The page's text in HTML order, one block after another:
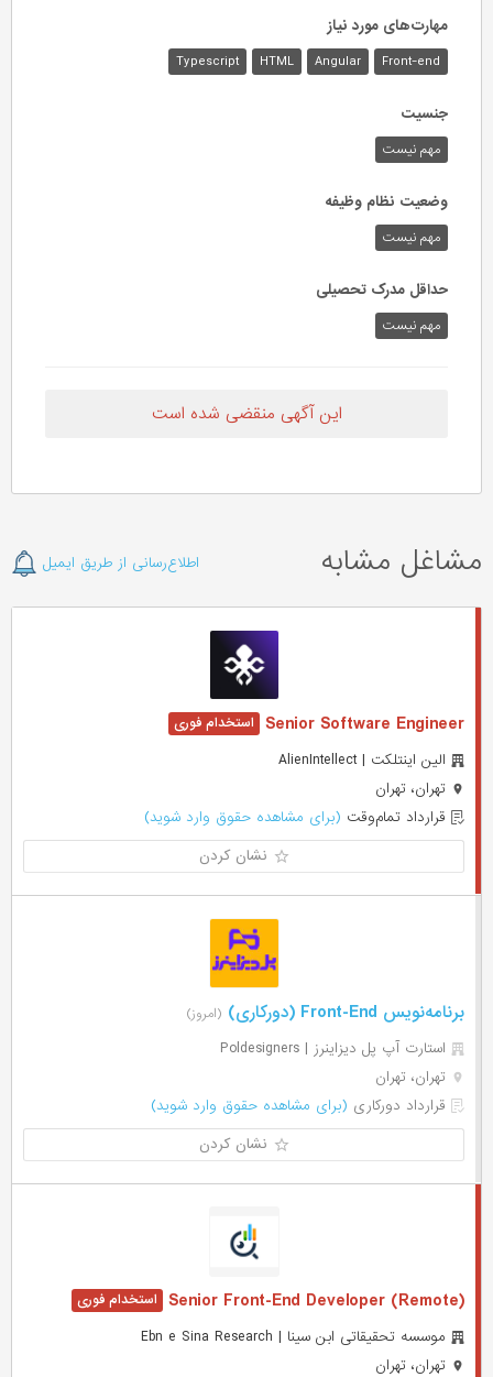
مهارت‌های مورد نیاز
Front-end
Angular
HTML
Typescript
جنسیت
مهم نیست
وضعیت نظام وظیفه
مهم‌ نیست
حداقل مدرک تحصیلی
مهم نیست
این آگهی منقضی شده است
مشاغل مشابه اطلاع‌رسانی از طریق ایمیل
Senior Software Engineer
الین اینتلکت | AlienIntellect
تهران، تهران
قرارداد تمام‌وقت (برای مشاهده حقوق وارد شوید)
نشان کردن
برنامه‌نویس Front-End (دورکاری) (امروز)
استارت آپ پل دیزاینرز | Poldesigners
تهران، تهران
قرارداد دورکاری (برای مشاهده حقوق وارد شوید)
نشان کردن
Senior Front-End Developer (Remote)
موسسه تحقیقاتی ابن سینا | Ebn e Sina Research
تهران، تهران